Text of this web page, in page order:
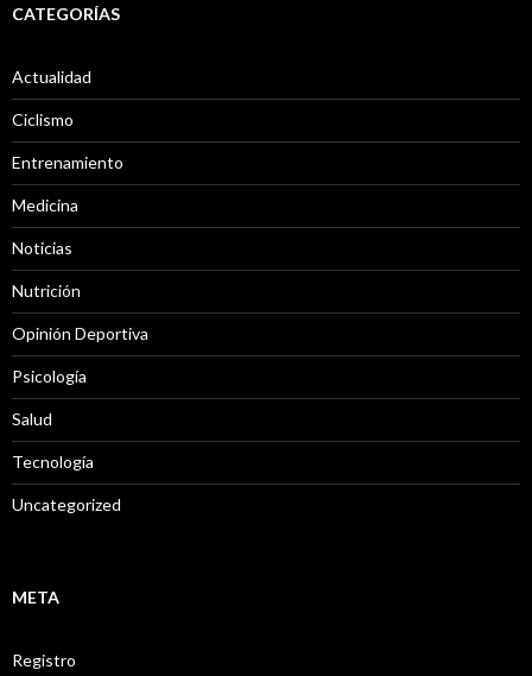
CATEGORÍAS
Actualidad
Ciclismo
Entrenamiento
Medicina
Noticias
Nutrición
Opinión Deportiva
Psicología
Salud
Tecnología
Uncategorized
META
Registro